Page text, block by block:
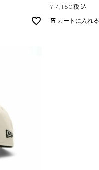
¥7,150税込
カートに入れる